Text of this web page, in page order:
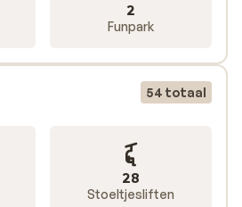
2
Funpark
54 totaal
28
Stoeltjesliften